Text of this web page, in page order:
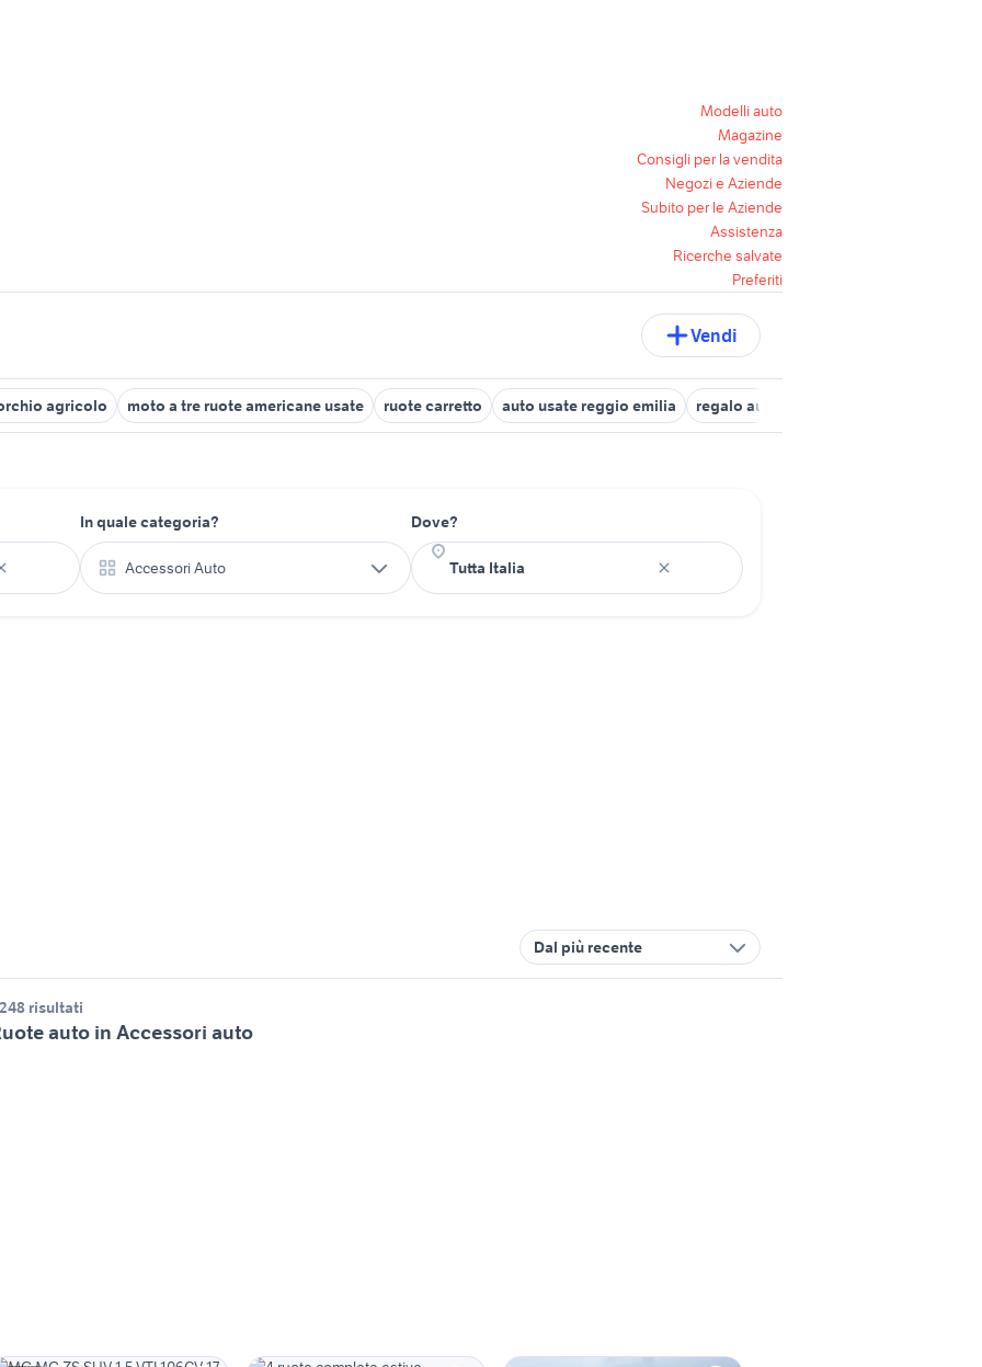
Modelli auto
Magazine
Consigli per la vendita
Negozi e Aziende
Subito per le Aziende
Assistenza
Ricerche salvate
Preferiti
Vendi
agricolo moto a tre ruote americane usate ruote carretto auto usate reggio emilia regalo auto Roma
In quale categoria?
Accessori Auto
Dove?
Dal più recente
risultati
auto in Accessori auto